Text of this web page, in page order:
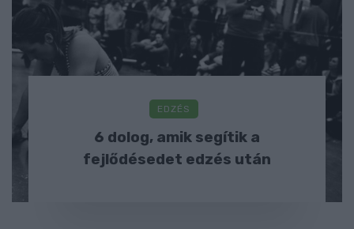
EDZÉS
6 dolog, amik segítik a
fejlődésedet edzés után